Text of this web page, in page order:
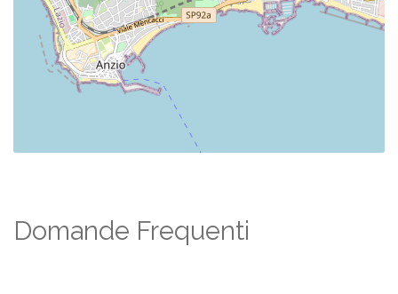
Domande Frequenti